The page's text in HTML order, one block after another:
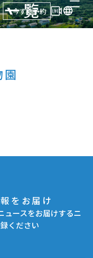
今すぐ予約
覧
園
をお届け
ュースをお届けするニ
ください